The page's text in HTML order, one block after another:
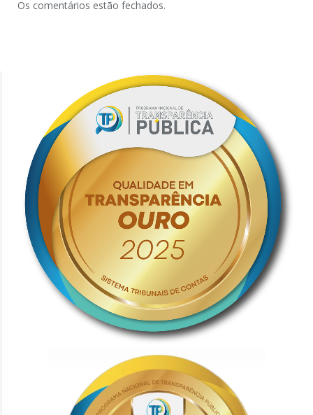
Os comentários estão fechados.